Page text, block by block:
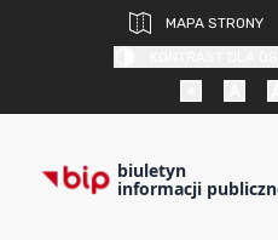
MAPA STRONY
biuletyn
informacji